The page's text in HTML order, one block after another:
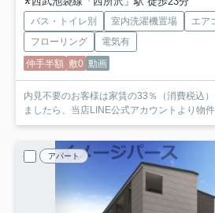
バス・トイレ別 室内洗濯機置場 エア
フローリング
電気有
仲手半額 敷0 動画
内見不要のお客様は家賃の33％（消費税込）！ 契約希望の物件が
ましたら、当店LINE公式アカウントより物
アパート